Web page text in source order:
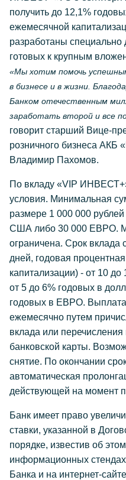
получить до 12,1%
ежемесячной
разработаны специально
готовых к крупным
«Мы хотим помочь
в бизнесе и в жизни.
Банком отечественным
заработать второй и все
говорит старший Вице-
розничного бизнеса АКБ
Владимир Пахомов.
По вкладу «VIP
условия. Минимальная
размере 1 000 000
США либо 30 000 ЕВРО.
ограничена. Срок вклада
дней, годовая процентная
капитализации) - от 10
от 5 до 6% годовых в
годовых в ЕВРО. Выплата
ежемесячно путем
вклада или перечисления
банковской карты.
снятие. По окончании
автоматическая
действующей на момент
Банк имеет право
ставки, указанной в
порядке, известив об
информационных
Банка и на интернет-